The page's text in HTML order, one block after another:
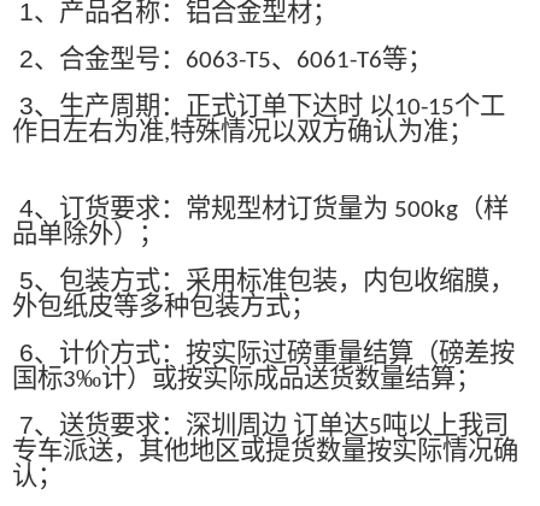
1、产品名称：铝合金型材；
2、合金型号： 6063-T5、 6061-T6等；
3、生产周期：正式订单下达时 以10-15个工
作日左右为准,特殊情况以双方确认为准；
4、订货要求：常规型材订货量为 500kg （样
品单除外）；
5、包装方式：采用标准包装，内包收缩膜，
外包纸皮等多种包装方式；
6、计价方式：按实际过磅重量结算（磅差按
国标3‰计）或按实际成品送货数量结算；
7、送货要求：深圳周边 订单达5吨以上我司
专车派送，其他地区或提货数量按实际情况确
认；